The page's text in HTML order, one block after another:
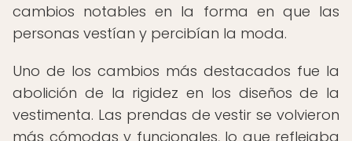
cambios notables en la forma en que las
personas vestían y percibían la moda.
Uno de los cambios más destacados fue la
abolición de la rigidez en los diseños de la
vestimenta. Las prendas de vestir se volvieron
más cómodas y funcionales, lo que reflejaba